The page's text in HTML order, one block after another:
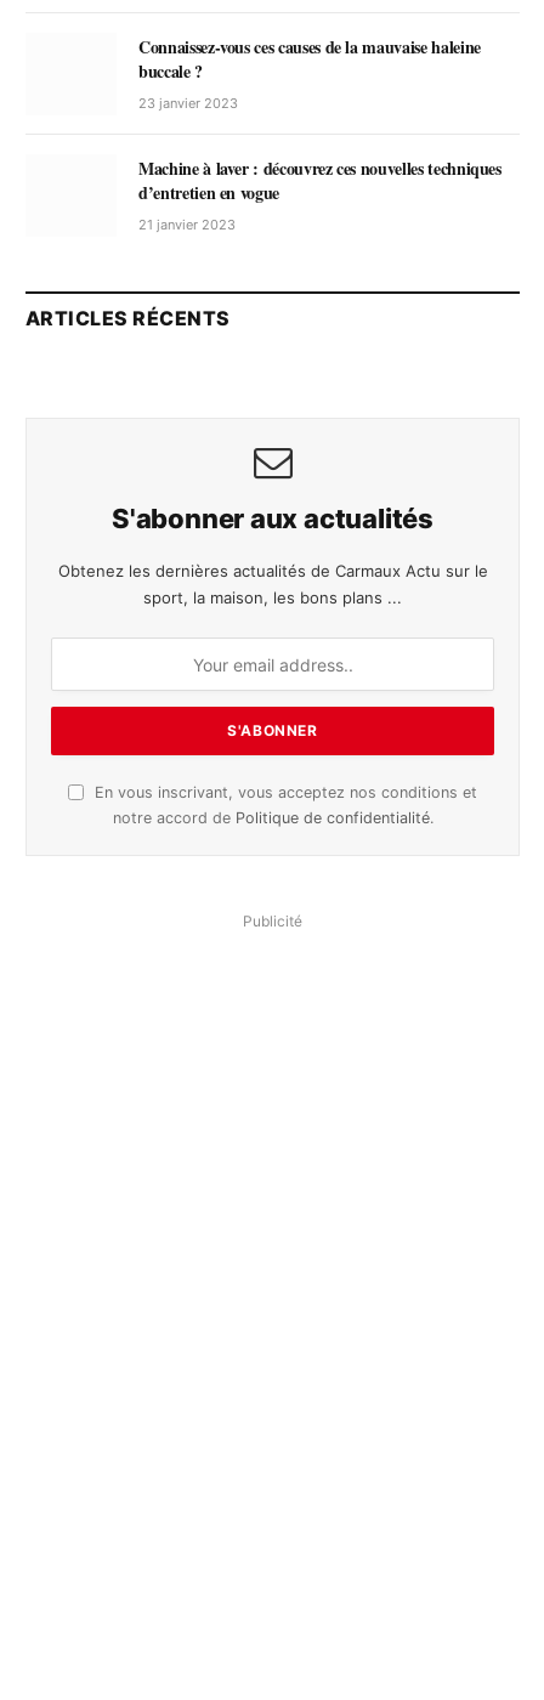
Connaissez-vous ces causes de la mauvaise haleine
buccale ?
23 janvier 2023
Machine à laver : découvrez ces nouvelles techniques
d’entretien en vogue
21 janvier 2023
ARTICLES RÉCENTS
S'abonner aux actualités
Obtenez les dernières actualités de Carmaux Actu sur le
sport, la maison, les bons plans ...
En vous inscrivant, vous acceptez nos conditions et
notre accord de Politique de confidentialité.
Publicité